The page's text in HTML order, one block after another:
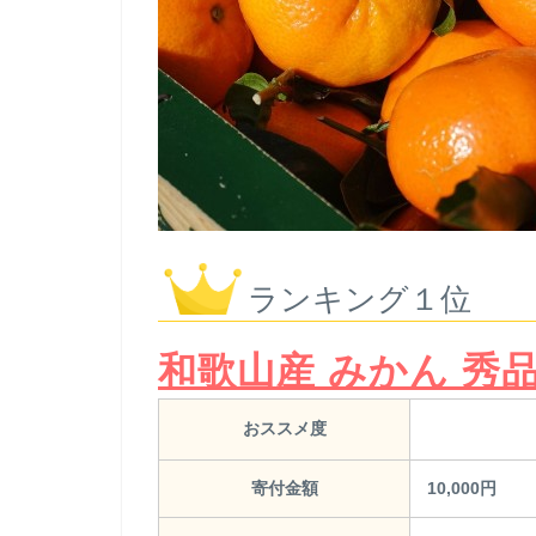
ランキング１位
和歌山産 みかん 秀
おススメ度
寄付金額 10,000円